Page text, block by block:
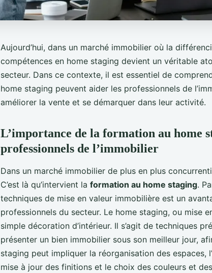
Aujourd’hui, dans un marché immobilier où la
compétences en home staging devient un véritable
secteur. Dans ce contexte, il est essentiel de
home staging peuvent aider les professionnels de
améliorer la vente et se démarquer dans leur activité.
L’importance de la formation au home
professionnels de l’immobilier
Dans un marché immobilier de plus en plus
C’est là qu’intervient la formation au home staging.
techniques de mise en valeur immobilière est un
professionnels du secteur. Le home staging, ou mise
simple décoration d’intérieur. Il s’agit de techniques
présenter un bien immobilier sous son meilleur jour,
staging peut impliquer la réorganisation des espaces,
mise à jour des finitions et le choix des couleurs et